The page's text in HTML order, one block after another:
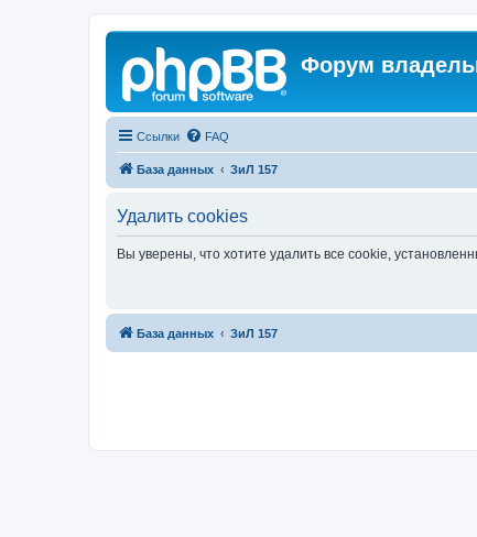
Форум
Ссылки FAQ
База данных ЗиЛ 157
Удалить cookies
Вы уверены, что хотите удалить все cookie,
База данных ЗиЛ 157